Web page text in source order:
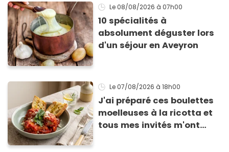
Le 08/08/2026 à 07h00
10 spécialités à
absolument déguster lors
d'un séjour en Aveyron
Le 07/08/2026 à 18h00
J'ai préparé ces boulettes
moelleuses à la ricotta et
tous mes invités m'ont